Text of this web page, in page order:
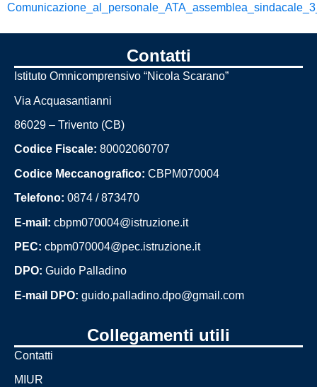
Contatti
Istituto Omnicomprensivo “Nicola Scarano”
Via Acquasantianni
86029 – Trivento (CB)
Codice Fiscale: 80002060707
Codice Meccanografico: CBPM070004
Telefono: 0874 / 873470
E-mail: cbpm070004@istruzione.it
PEC: cbpm070004@pec.istruzione.it
DPO: Guido Palladino
E-mail DPO: guido.palladino.dpo@gmail.com
Collegamenti utili
Contatti
MIUR